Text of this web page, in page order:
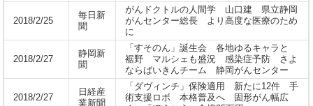
2018/2/25
毎日新
聞
がんドクトルの人間学 山口建 県立静岡
がんセンター総長 より高度な医療のため
に
2018/2/27
静岡新
聞
「すそのん」誕生会 各地ゆるキャラと
裾野 マルシェも盛況 感染症予防 さよ
ならばいきんチーム 静岡がんセンター
2018/2/27
日経産
業新聞
「ダヴィンチ」保険適用 新たに12件 手
術支援ロボ 本格普及へ 固形がん幅広